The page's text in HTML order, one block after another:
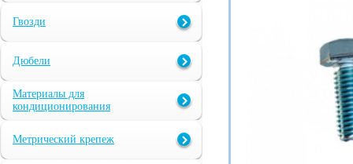
Гвозди
Дюбели
Материалы для
кондиционирования
Метрический крепеж